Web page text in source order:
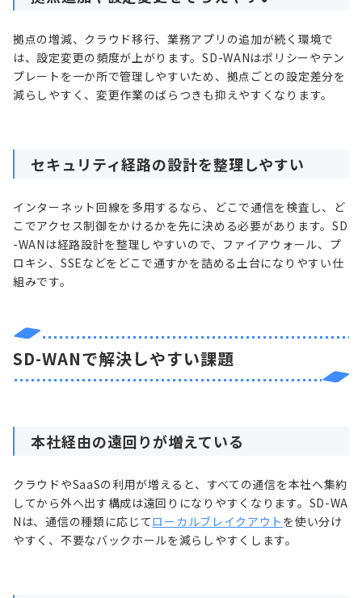
拠点の増減、クラウド移行、業務アプリの追加が続く環境で
は、設定変更の頻度が上がります。SD-WANはポリシーやテン
プレートを一か所で管理しやすいため、拠点ごとの設定差分を
減らしやすく、変更作業のばらつきも抑えやすくなります。
セキュリティ経路の設計を整理しやすい
インターネット回線を多用するなら、どこで通信を検査し、ど
こでアクセス制御をかけるかを先に決める必要があります。SD
-WANは経路設計を整理しやすいので、ファイアウォール、プ
ロキシ、SSEなどをどこで通すかを詰める土台になりやすい仕
組みです。
SD-WANで解決しやすい課題
本社経由の遠回りが増えている
クラウドやSaaSの利用が増えると、すべての通信を本社へ集約
してから外へ出す構成は遠回りになりやすくなります。SD-WA
Nは、通信の種類に応じてローカルブレイクアウト を使い分け
やすく、不要なバックホールを減らしやすくします。